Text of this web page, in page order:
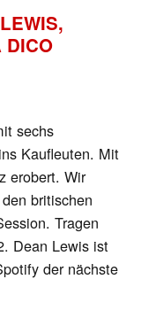
DICO
sechs
Kaufleuten. Mit
erobert. Wir
britischen
Tragen
Dean Lewis ist
der nächste